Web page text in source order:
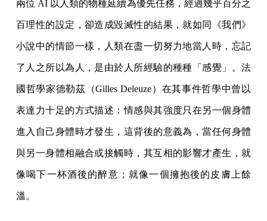
兩位 AI 以人類的物種延續為優先任務，經過幾乎百分之
百理性的設定，卻造成毀滅性的結果，就如同《我們》
小說中的情節一樣，人類在盡一切努力地當人時，忘記
了人之所以為人，是由於人所經驗的種種「感覺」。法
國哲學家德勒茲（Gilles Deleuze）在其事件哲學中曾以
表達力十足的方式描述：情感與其強度只在另一個身體
進入自己身體時才發生，這背後的意義為，當任何身體
與另一身體相融合或接觸時，其互相的影響才產生，就
像喝下一杯酒後的醉意；就像一個擁抱後的皮膚上餘
溫。